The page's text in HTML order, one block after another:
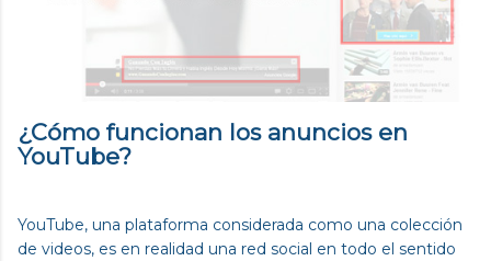
¿Cómo funcionan los anuncios en
YouTube?
YouTube, una plataforma considerada como una colección
de videos, es en realidad una red social en todo el sentido